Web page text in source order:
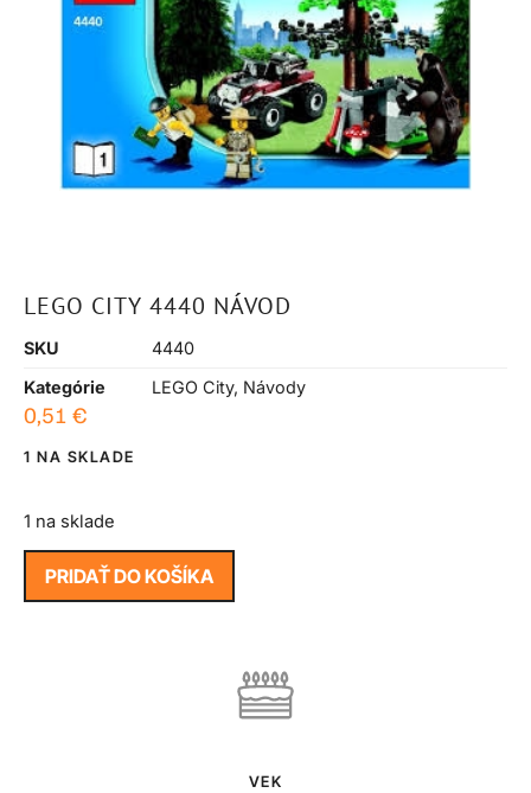
LEGO CITY 4440 NÁVOD
SKU
4440
Kategórie
LEGO City, Návody
0,51 €
1 NA SKLADE
1 na sklade
PRIDAŤ DO KOŠÍKA
VEK